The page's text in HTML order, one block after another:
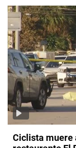
Ciclista muere